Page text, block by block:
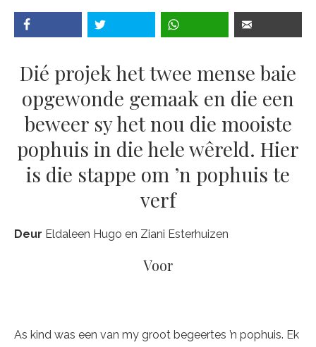
Dié projek het twee mense baie
opgewonde gemaak en die een
beweer sy het nou die mooiste
pophuis in die hele wêreld. Hier
is die stappe om ’n pophuis te
verf
Deur Eldaleen Hugo en Ziani Esterhuizen
Voor
As kind was een van my groot begeertes ’n pophuis. Ek